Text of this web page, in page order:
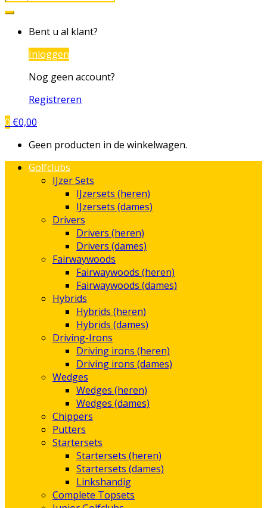
for:
Bent u al klant?
Inloggen
Nog geen account?
Registreren
0 €0,00
Geen producten in de winkelwagen.
Golfclubs
IJzer Sets
IJzersets (heren)
IJzersets (dames)
Drivers
Drivers (heren)
Drivers (dames)
Fairwaywoods
Fairwaywoods (heren)
Fairwaywoods (dames)
Hybrids
Hybrids (heren)
Hybrids (dames)
Driving-Irons
Driving irons (heren)
Driving irons (dames)
Wedges
Wedges (heren)
Wedges (dames)
Chippers
Putters
Startersets
Startersets (heren)
Startersets (dames)
Linkshandig
Complete Topsets